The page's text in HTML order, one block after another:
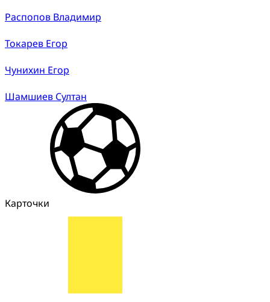
Распопов Владимир
Токарев Егор
Чунихин Егор
Шамшиев Султан
Карточки